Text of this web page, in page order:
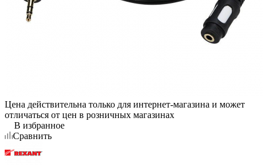
Цена действительна только для интернет-магазина и может
отличаться от цен в розничных магазинах
В избранное
Сравнить